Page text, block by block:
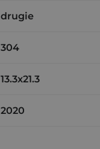
drugie
304
13.3x21.3
2020